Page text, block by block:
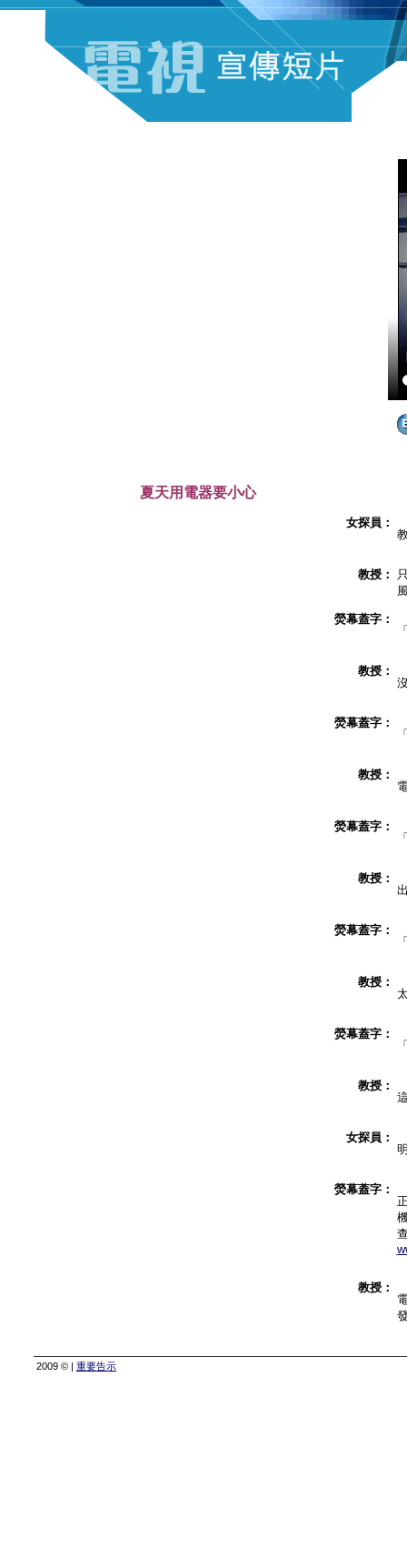
夏天用電器要小心
女探員：
教授：
熒幕蓋字：
教授：
熒幕蓋字：
教授：
熒幕蓋字：
教授：
熒幕蓋字：
教授：
熒幕蓋字：
教授：
女探員：
熒幕蓋字：
教授：
2009 © | 重要告示